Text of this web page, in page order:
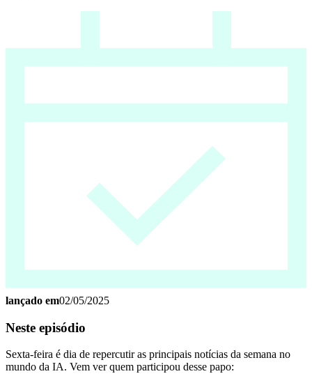
lançado em02/05/2025
Neste episódio
Sexta-feira é dia de repercutir as principais notícias da semana no
mundo da IA. Vem ver quem participou desse papo: